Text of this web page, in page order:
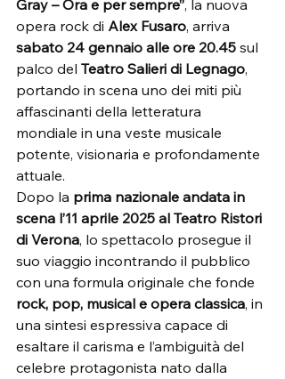
Gray – Ora e per sempre”, la nuova
opera rock di Alex Fusaro, arriva
sabato 24 gennaio alle ore 20.45 sul
palco del Teatro Salieri di Legnago,
portando in scena uno dei miti più
affascinanti della letteratura
mondiale in una veste musicale
potente, visionaria e profondamente
attuale.
Dopo la prima nazionale andata in
scena l’11 aprile 2025 al Teatro Ristori
di Verona, lo spettacolo prosegue il
suo viaggio incontrando il pubblico
con una formula originale che fonde
rock, pop, musical e opera classica, in
una sintesi espressiva capace di
esaltare il carisma e l’ambiguità del
celebre protagonista nato dalla